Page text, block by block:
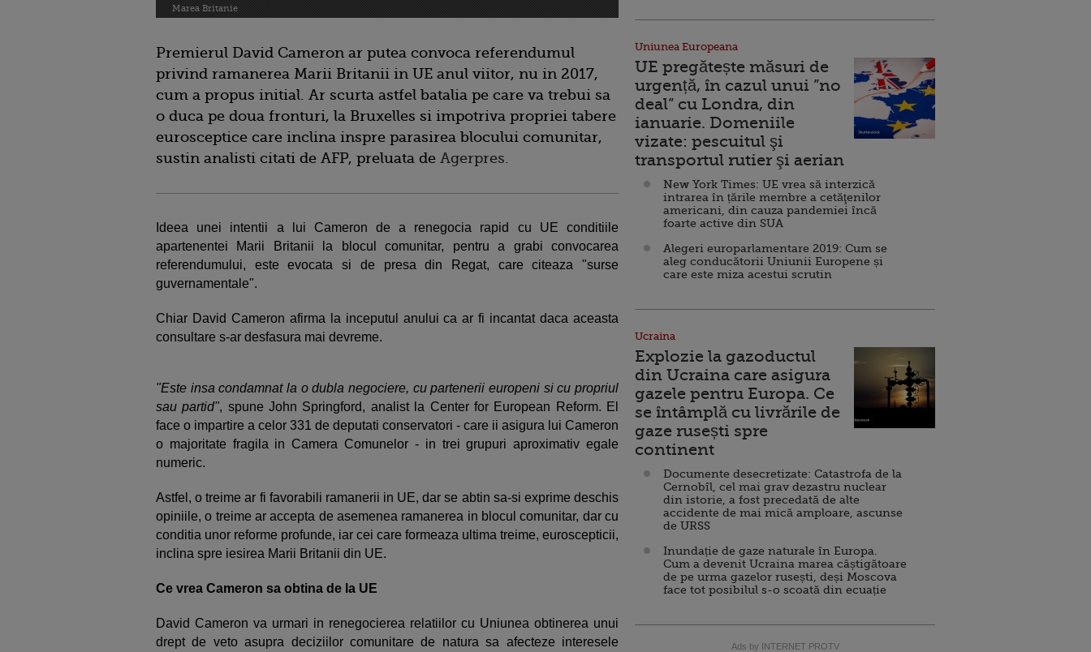
Marea Britanie
Premierul David Cameron ar putea convoca referendumul
privind ramanerea Marii Britanii in UE anul viitor, nu in 2017,
cum a propus initial. Ar scurta astfel batalia pe care va trebui sa
o duca pe doua fronturi, la Bruxelles si impotriva propriei tabere
eurosceptice care inclina inspre parasirea blocului comunitar,
sustin analisti citati de AFP, preluata de Agerpres.
Ideea unei intentii a lui Cameron de a renegocia rapid cu UE conditiile
apartenentei Marii Britanii la blocul comunitar, pentru a grabi convocarea
referendumului, este evocata si de presa din Regat, care citeaza "surse
guvernamentale".
Chiar David Cameron afirma la inceputul anului ca ar fi incantat daca aceasta
consultare s-ar desfasura mai devreme.
"Este insa condamnat la o dubla negociere, cu partenerii europeni si cu propriul
sau partid", spune John Springford, analist la Center for European Reform. El
face o impartire a celor 331 de deputati conservatori - care ii asigura lui Cameron
o majoritate fragila in Camera Comunelor - in trei grupuri aproximativ egale
numeric.
Astfel, o treime ar fi favorabili ramanerii in UE, dar se abtin sa-si exprime deschis
opiniile, o treime ar accepta de asemenea ramanerea in blocul comunitar, dar cu
conditia unor reforme profunde, iar cei care formeaza ultima treime, euroscepticii,
inclina spre iesirea Marii Britanii din UE.
Ce vrea Cameron sa obtina de la UE
David Cameron va urmari in renegocierea relatiilor cu Uniunea obtinerea unui
drept de veto asupra deciziilor comunitare de natura sa afecteze interesele
Uniunea Europeana
UE pregătește măsuri de
urgență, în cazul unui ”no
deal” cu Londra, din
ianuarie. Domeniile
vizate: pescuitul şi
transportul rutier şi aerian
New York Times: UE vrea să interzică
intrarea în țările membre a cetăţenilor
americani, din cauza pandemiei încă
foarte active din SUA
Alegeri europarlamentare 2019: Cum se
aleg conducătorii Uniunii Europene și
care este miza acestui scrutin
Ucraina
Explozie la gazoductul
din Ucraina care asigura
gazele pentru Europa. Ce
se întâmplă cu livrările de
gaze rusești spre
continent
Documente desecretizate: Catastrofa de la
Cernobîl, cel mai grav dezastru nuclear
din istorie, a fost precedată de alte
accidente de mai mică amploare, ascunse
de URSS
Inundație de gaze naturale în Europa.
Cum a devenit Ucraina marea câștigătoare
de pe urma gazelor rusești, deși Moscova
face tot posibilul s-o scoată din ecuație
Ads by INTERNET PROTV